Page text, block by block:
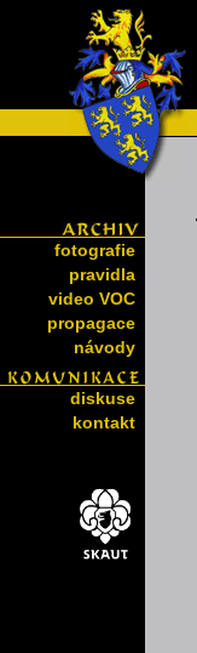
fotografie
pravidla
video VOC
propagace
návody
diskuse
kontakt